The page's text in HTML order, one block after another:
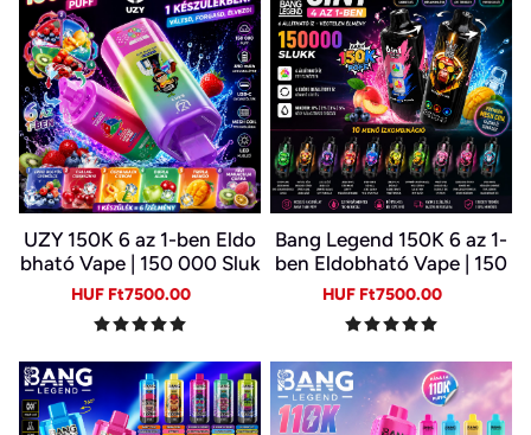
UZY 150K 6 az 1-ben Eldo
bható Vape | 150 000 Sluk
k | 10 Ízkombináció | LED K
ijelző | Type-C Újratölthet
ő E-cigi
Sale
HUF Ft7500.00
Bang Legend 150K 6 az 1-
ben Eldobható Vape | 150
000 Slukk | USB-C Újratöl
thető E-cigi | 6 Íz Egy Kész
ülékben
Sale
HUF Ft7500.00